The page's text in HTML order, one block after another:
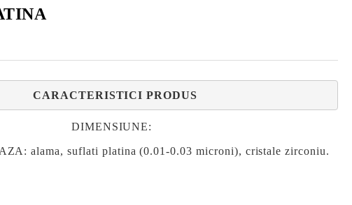
CARACTERISTICI PRODUS
DIMENSIUNE:
alama, suflati platina (0.01-0.03 microni), cristale zirconiu.